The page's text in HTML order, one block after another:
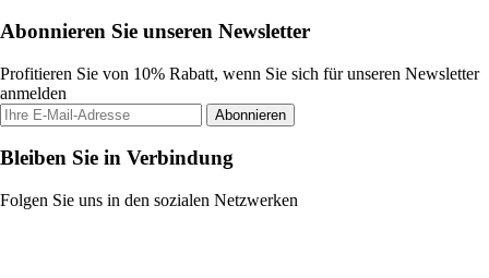
Abonnieren Sie unseren Newsletter
Profitieren Sie von 10% Rabatt, wenn Sie sich für unseren Newsletter
anmelden
Abonnieren
Bleiben Sie in Verbindung
Folgen Sie uns in den sozialen Netzwerken